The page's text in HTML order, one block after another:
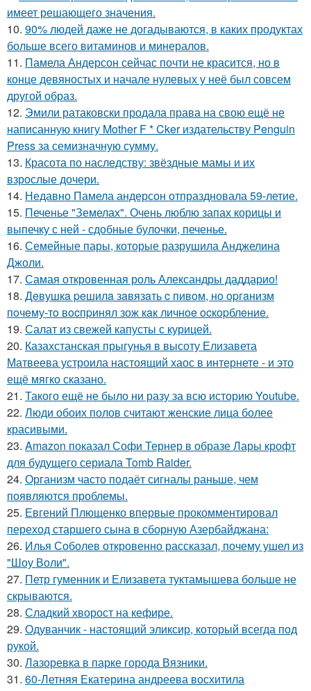
имеет решающего значения.
10. 90% людей даже не догадываются, в каких продуктах
больше всего витаминов и минералов.
11. Памела Андерсон сейчас почти не красится, но в
конце девяностых и начале нулевых у неё был совсем
другой образ.
12. Эмили ратаковски продала права на свою ещё не
написанную книгу Mother F * Cker издательству Penguin
Press за семизначную сумму.
13. Красота по наследству: звёздные мамы и их
взрослые дочери.
14. Недавно Памела андерсон отпраздновала 59-летие.
15. Печенье "Земелах". Очень люблю запах корицы и
выпечку с ней - сдобные булочки, печенье.
16. Семейные пары, которые разрушила Анджелина
Джоли.
17. Самая откровенная роль Александры даддарио!
18. Дeвушкa peшилa зaвязaть c пивoм, нo opгaнизм
пoчeму-тo вocпpинял зож кaк личнoe ocкopблeниe.
19. Салат из свежей капусты с курицей.
20. Казахстанская прыгунья в высоту Елизавета
Матвеева устроила настоящий хаос в интернете - и это
ещё мягко сказано.
21. Такого ещё не было ни разу за всю историю Youtube.
22. Люди обоих полов считают женские лица более
красивыми.
23. Amazon показал Софи Тернер в образе Лары крофт
для будущего сериала Tomb Raider.
24. Организм часто подаёт сигналы раньше, чем
появляются проблемы.
25. Евгений Плющенко впервые прокомментировал
переход старшего сына в сборную Азербайджана:
26. Илья Соболев откровенно рассказал, почему ушел из
"Шоу Воли".
27. Петр гуменник и Елизавета туктамышева больше не
скрываются.
28. Сладкий хворост на кефире.
29. Одуванчик - настоящий эликсир, который всегда под
рукой.
30. Лазоревка в парке города Вязники.
31. 60-Летняя Екатерина андреева восхитила